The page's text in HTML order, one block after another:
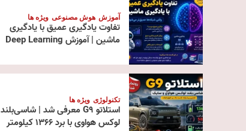
آموزش هوش مصنوعی ویژه ها
تفاوت یادگیری عمیق با یادگیری
ماشین | آموزش Deep Learning
تکنولوژی ویژه ها
استلاتو G9 معرفی شد | شاسی‌بلند
لوکس هواوی با برد ۱۳۶۶ کیلومتر